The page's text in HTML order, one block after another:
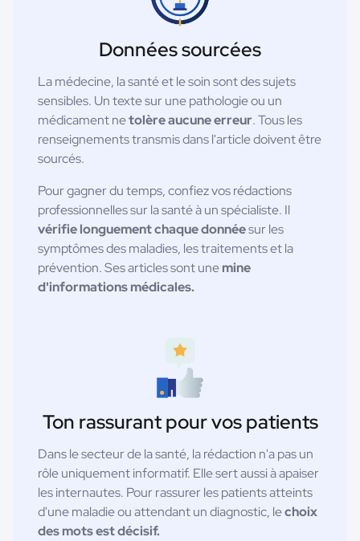
Données sourcées
La médecine, la santé et le soin sont des sujets
sensibles. Un texte sur une pathologie ou un
médicament netolère aucune erreur. Tous les
renseignements transmis dans l'article doivent être
sourcés.
Pour gagner du temps, confiez vos rédactions
professionnelles sur la santé à un spécialiste. Il
vérifie longuement chaque donnéesur les
symptômes des maladies, les traitements et la
prévention. Ses articles sont unemine
d'informations médicales.
Ton rassurant pour vos patients
Dans le secteur de la santé, la rédaction n'a pas un
rôle uniquement informatif. Elle sert aussi à apaiser
les internautes. Pour rassurer les patients atteints
d'une maladie ou attendant un diagnostic, lechoix
des mots est décisif.